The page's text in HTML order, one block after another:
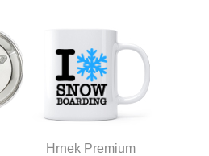
Hrnek Premium